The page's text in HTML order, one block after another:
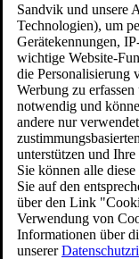
Sandvik und unsere
Technologien), um
Gerätekennungen,
wichtige Website-
die Personalisierung
Werbung zu
notwendig und
andere nur
unterstützen und
Sie können alle
Sie auf den
über den Link
Verwendung von
Informationen über
unserer